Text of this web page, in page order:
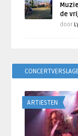
de
door
ARTIESTEN